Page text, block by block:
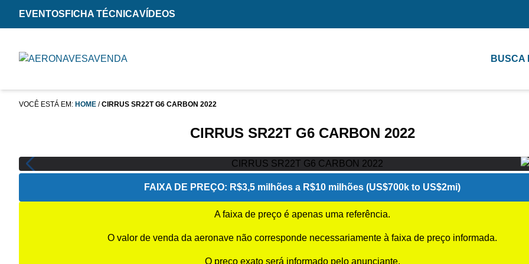
EVENTOS FICHA TÉCNICAVÍDEOS
BUSCA
VOCÊ ESTÁ EM: HOME /CIRRUS SR22T G6 CARBON 2022
CIRRUS SR22T G6 CARBON 2022
FAIXA DE PREÇO: R$3,5 milhões a R$10 milhões (US$700k to US$2mi)
A faixa de preço é apenas uma referência.
O valor de venda da aeronave não corresponde necessariamente à faixa de preço informada.
O preço exato será informado pelo anunciante.